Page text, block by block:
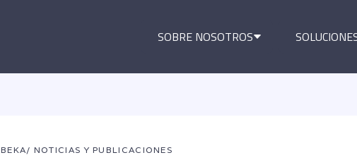
SOBRE NOSOTROS
BEKA/ NOTICIAS Y PUBLICACIONES